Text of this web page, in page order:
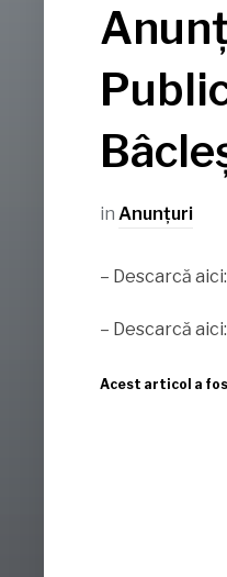
in Anunţuri
– Descarcă aici:
– Descarcă aici:
Acest articol a